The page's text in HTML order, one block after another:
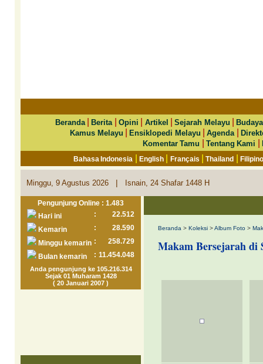
Beranda|Berita Opini Artikel |Sejarah Melayu |
Kamus Melayu
|Ensiklopedi Melayu |Agenda |
Komentar Tamu
|Tentang Kami |
Bahasa Indonesia |English Français |Thailand |
Minggu, 9 Agustus 2026 | Isnain, 24 Shafar 1448 H
Pengunjung Online : 1.483
Hari ini
:
22.512
Kemarin
:
28.590
Minggu kemarin :
258.729
Bulan kemarin
: 11.454.048
Anda pengunjung ke 105.216.314
Sejak 01 Muharam 1428
( 20 Januari 2007 )
Beranda > Koleksi >Album Foto >
Makam Bersejarah di